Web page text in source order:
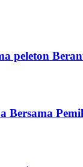
peleton
Bersama